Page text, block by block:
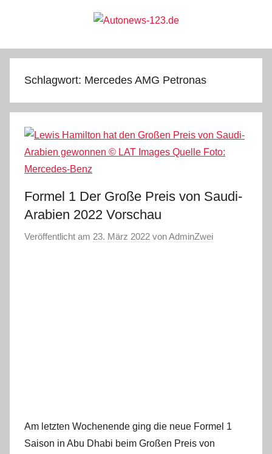
Autonews-
123.de
Schlagwort: Mercedes AMG Petronas
Formel 1 Der Große Preis von Saudi-
Arabien 2022 Vorschau
Veröffentlicht am 23. März 2022 vonAdminZwei
Am letzten Wochenende ging die neue Formel 1
Saison in Abu Dhabi beim Großen Preis von